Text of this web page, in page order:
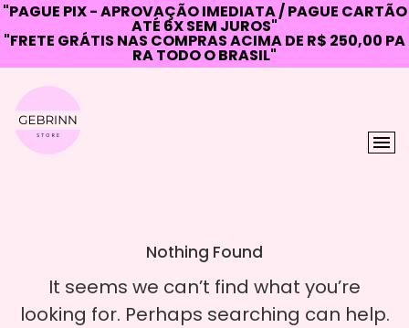
"PAGUE PIX - APROVAÇÃO IMEDIATA / PAGUE CARTÃO
ATÉ 6X SEM JUROS"
"FRETE GRÁTIS NAS COMPRAS ACIMA DE R$ 250,00 PA
RA TODO O BRASIL"
content
Nothing Found
It seems we can’t find what you’re
looking for. Perhaps searching can help.